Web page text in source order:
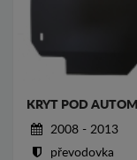
KRYT POD
2008 - 2013
převodovka